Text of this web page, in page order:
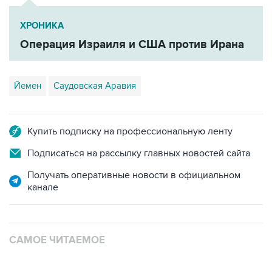
ХРОНИКА
Операция Израиля и США против Ирана
Йемен Саудовская Аравия
Купить подписку на профессиональную ленту
Подписаться на рассылку главных новостей сайта
Получать оперативные новости в официальном
канале
САМОЕ ЧИТАЕМОЕ